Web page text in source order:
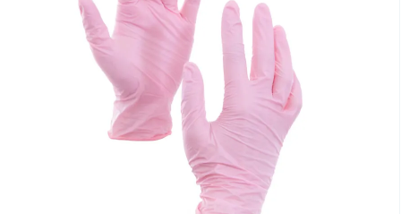
Luteinizačný hormón alebo LH je pohlavný hormón, vďaka
ktorému u žien dozrievajú vajíčka.
LH Midstream test je jednoduchý a neinvazívny - stačí nasledovať
jednoduché kroky a dozviete sa, kedy je najlepšie čas pre počatie.